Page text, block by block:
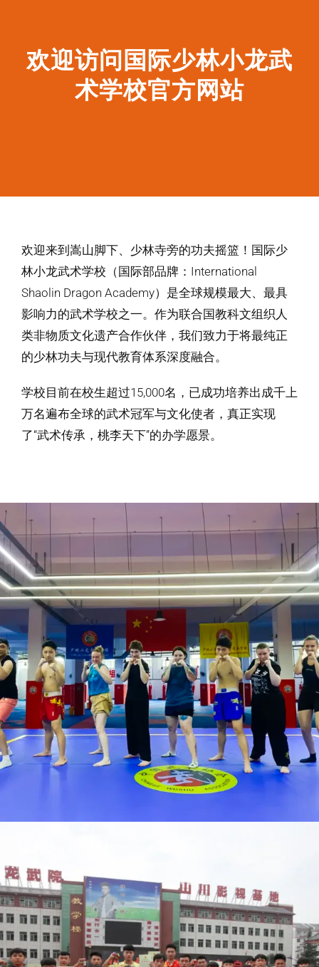
欢迎访问国际少林小龙武
术学校官方网站
欢迎来到嵩山脚下、 少林寺旁的功夫摇篮！ 国际少
林小龙武术学校 （国际部品牌： International
Shaolin Dragon Academy）是全球规模最大、最具
影响力的武术学校之一。作为联合国教科文组织人
类非物质文化遗产合作伙伴，我们致力于将最纯正
的少林功夫与现代教育体系深度融合。
学校目前在校生超过15,000名，已成功培养出成千上
万名遍布全球的武术冠军与文化使者，真正实现
了“武术传承，桃李天下”的办学愿景。